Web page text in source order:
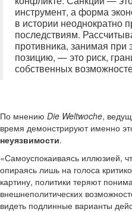
инструмент, а форма
в истории неоднократно
последствиям.
противника, занимая при
позицию, — это риск,
собственных
По мнению Die Weltwoche,
время демонстрируют именно
неуязвимости.
«Самоуспокаиваясь иллюзией,
опираясь лишь на голоса
картину, политики теряют
внешнеполитических
видеть подлинные варианты